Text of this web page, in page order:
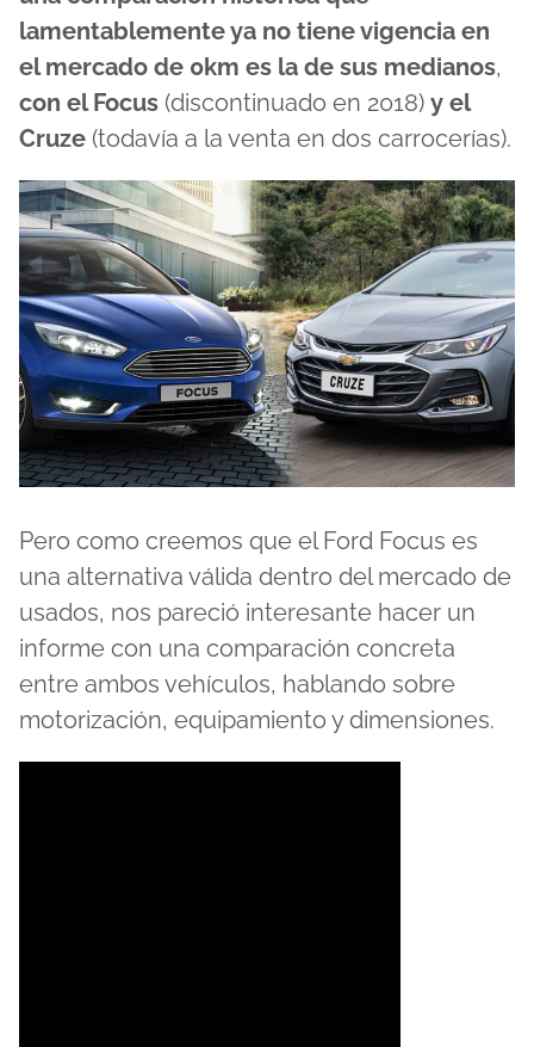
lamentablemente ya no tiene vigencia en
el mercado de 0km es la de sus medianos,
con el Focus (discontinuado en 2018) y el
Cruze (todavía a la venta en dos carrocerías).
Pero como creemos que el Ford Focus es
una alternativa válida dentro del mercado de
usados, nos pareció interesante hacer un
informe con una comparación concreta
entre ambos vehículos, hablando sobre
motorización, equipamiento y dimensiones.